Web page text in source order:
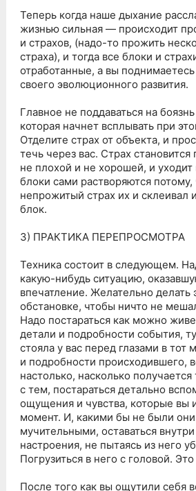
Теперь когда наше дыхание
жизнью сильная — происходит
и страхов, (надо-то прожить
страха), и тогда все блоки и
отработанные, а вы
своего эволюционного развития.
Главное не поддаваться на
которая начнет всплывать при
Отделите страх от объекта, и
течь через вас. Страх становится
не плохой и не хорошей, и уходит
блоки сами растворяются
непрожитый страх их и склеивал
блок.
3) ПРАКТИКА ПЕРЕПРОСМОТРА
Техника состоит в следующем.
какую-нибудь ситуацию,
впечатление. Желательно делать
обстановке, чтобы ничто не
Надо постараться как можно
детали и подробности события,
стояла у вас перед глазами в тот
и подробности происходившего,
настолько, насколько
с тем, постараться детально
ощущения и чувства, которые вы
момент. И, какими бы не были
мучительными, оставаться внутри
настроения, не пытаясь из него
Погрузиться в него с головой.
После того как вы ощутили себя